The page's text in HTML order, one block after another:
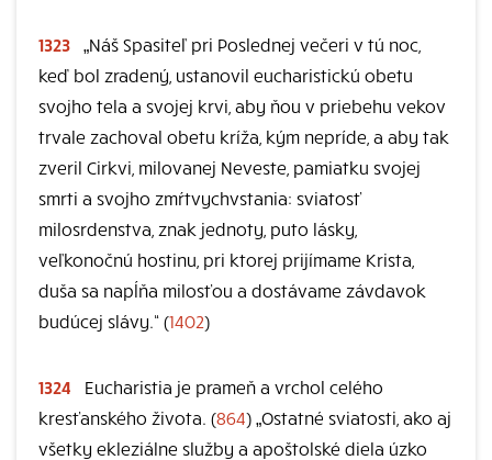
1323 „Náš Spasiteľ pri Poslednej večeri v tú noc,
keď bol zradený, ustanovil eucharistickú obetu
svojho tela a svojej krvi, aby ňou v priebehu vekov
trvale zachoval obetu kríža, kým nepríde, a aby tak
zveril Cirkvi, milovanej Neveste, pamiatku svojej
smrti a svojho zmŕtvychvstania: sviatosť
milosrdenstva, znak jednoty, puto lásky,
veľkonočnú hostinu, pri ktorej prijímame Krista,
duša sa napĺňa milosťou a dostávame závdavok
budúcej slávy.“ (1402)
1324
Eucharistia je prameň a vrchol celého
kresťanského života. (864) „Ostatné sviatosti, ako aj
všetky ekleziálne služby a apoštolské diela úzko